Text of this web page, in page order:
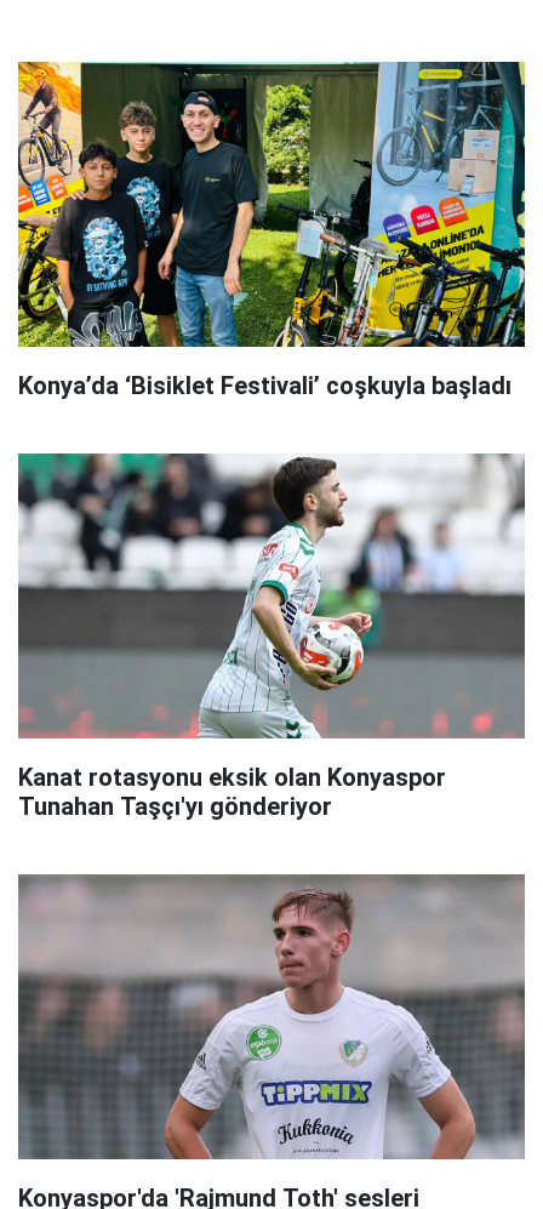
Konya’da ‘Bisiklet Festivali’ coşkuyla başladı
Kanat rotasyonu eksik olan Konyaspor
Tunahan Taşçı'yı gönderiyor
Konyaspor'da 'Rajmund Toth' sesleri